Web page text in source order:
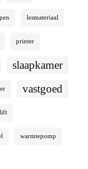
lesmateriaal
printer
slaapkamer
vastgoed
warmtepomp